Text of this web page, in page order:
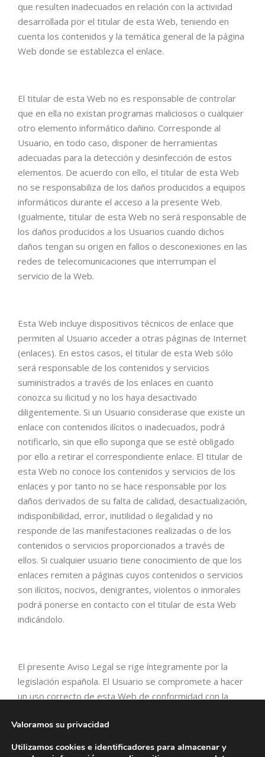
que resulten inadecuados en relación con la actividad
desarrollada por el titular de esta Web, teniendo en
cuenta los contenidos y la temática general de la página
Web donde se establezca el enlace.
El titular de esta Web no es responsable de controlar
que en ella no existan programas maliciosos o cualquier
otro elemento informático dañino. Corresponde al
Usuario, en todo caso, disponer de herramientas
adecuadas para la detección y desinfección de estos
elementos. De acuerdo con ello, el titular de esta Web
no se responsabiliza de los daños producidos a equipos
informáticos durante el acceso a la presente Web.
Igualmente, titular de esta Web no será responsable de
los daños producidos a los Usuarios cuando dichos
daños tengan su origen en fallos o desconexiones en las
redes de telecomunicaciones que interrumpan el
servicio de la Web.
Esta Web incluye dispositivos técnicos de enlace que
permiten al Usuario acceder a otras páginas de Internet
(enlaces). En estos casos, el titular de esta Web sólo
será responsable de los contenidos y servicios
suministrados a través de los enlaces en cuanto
conozca su ilicitud y no los haya desactivado
diligentemente. Si un Usuario considerase que existe un
enlace con contenidos ilícitos o inadecuados, podrá
notificarlo, sin que ello suponga que se esté obligado
por ello a retirar el correspondiente enlace. El titular de
esta Web no conoce los contenidos y servicios de los
enlaces y por tanto no se hace responsable por los
daños derivados de su falta de calidad, desactualización,
indisponibilidad, error, inutilidad o ilegalidad y no
responde de las manifestaciones realizadas o de los
contenidos o servicios proporcionados a través de
ellos. Si cualquier usuario tiene conocimiento de que los
enlaces remiten a páginas cuyos contenidos o servicios
son ilícitos, nocivos, denigrantes, violentos o inmorales
podrá ponerse en contacto con el titular de esta Web
indicándolo.
El presente Aviso Legal se rige íntegramente por la
legislación española. El Usuario se compromete a hacer
un uso correcto de esta Web de conformidad con la
demás condiciones, reglamentos e instrucciones que,
Valoramos su privacidad
Utilizamos cookies e identificadores para almacenar y